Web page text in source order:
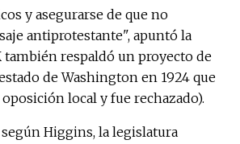
y asegurarse de que no
antiprotestante", apuntó la
también respaldó un proyecto de
de Washington en 1924 que
local y fue rechazado).
Higgins, la legislatura